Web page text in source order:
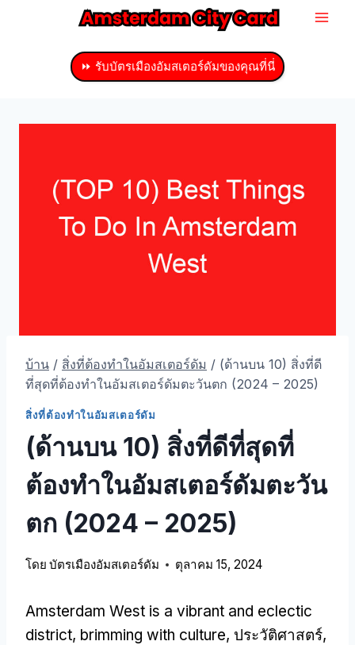
⏩ รับบัตรเมืองอัมสเตอร์ดัมของคุณที่นี่
บ้าน / สิ่งที่ต้องทําในอัมสเตอร์ดัม / (ด้านบน 10) สิ่งที่ดี
ที่สุดที่ต้องทําในอัมสเตอร์ดัมตะวันตก (2024 – 2025)
สิ่งที่ต้องทําในอัมสเตอร์ดัม
(ด้านบน 10) สิ่งที่ดีที่สุดที่
ต้องทําในอัมสเตอร์ดัมตะวัน
ตก (2024 – 2025)
โดย บัตรเมืองอัมสเตอร์ดัม ตุลาคม 15, 2024
Amsterdam West is a vibrant and eclectic
district, brimming with culture, ประวัติศาสตร์,